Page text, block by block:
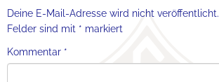
Deine E-Mail-Adresse wird nicht veröffentlicht.
Felder sind mit * markiert
Kommentar *